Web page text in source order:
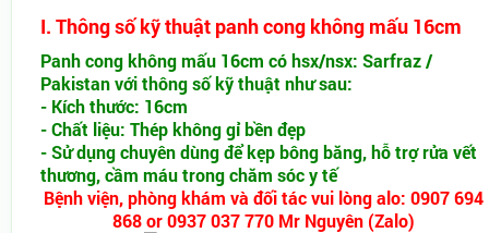
I. Thông số kỹ thuật panh cong không mấu 16cm
Panh cong không mấu 16cm có hsx/nsx: Sarfraz /
Pakistan với thông số kỹ thuật như sau:
- Kích thước: 16cm
- Chất liệu: Thép không gỉ bền đẹp
- Sử dụng chuyên dùng để kẹp bông băng, hỗ trợ rửa vết
thương, cầm máu trong chăm sóc y tế
Bệnh viện, phòng khám và đối tác vui lòng alo: 0907 694
868 or 0937 037 770 Mr Nguyên (Zalo)